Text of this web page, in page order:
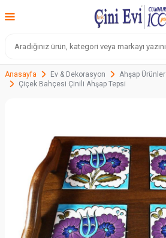
Anasayfa Ev & Dekorasyon Ahşap Ürünler
Çiçek Bahçesi Çinili Ahşap Tepsi